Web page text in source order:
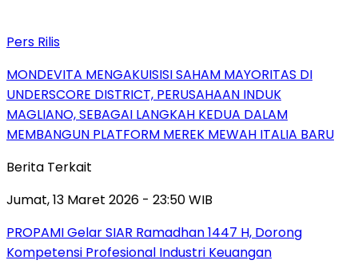
Pers Rilis
MONDEVITA MENGAKUISISI SAHAM MAYORITAS DI
UNDERSCORE DISTRICT, PERUSAHAAN INDUK
MAGLIANO, SEBAGAI LANGKAH KEDUA DALAM
MEMBANGUN PLATFORM MEREK MEWAH ITALIA BARU
Berita Terkait
Jumat, 13 Maret 2026 - 23:50 WIB
PROPAMI Gelar SIAR Ramadhan 1447 H, Dorong
Kompetensi Profesional Industri Keuangan